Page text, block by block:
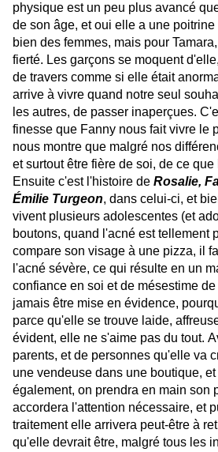
physique est un peu plus avancé
de son âge, et oui elle a une
bien des femmes, mais pour
fierté. Les garçons se moquent
de travers comme si elle était
arrive à vivre quand notre seul
les autres, de passer inaperçues.
finesse que Fanny nous fait vivre le
nous montre que malgré nos
et surtout être fière de soi, de ce que
Ensuite c'est l'histoire de Rosalie,
Émilie Turgeon, dans celui-ci, et
vivent plusieurs adolescentes (et
boutons, quand l'acné est tellement
compare son visage à une pizza, il
l'acné sévère, ce qui résulte en un
confiance en soi et de mésestime
jamais être mise en évidence,
parce qu'elle se trouve laide,
évident, elle ne s'aime pas du tout.
parents, et de personnes qu'elle va
une vendeuse dans une boutique,
également, on prendra en main son
accordera l'attention nécessaire, et
traitement elle arrivera peut-être à
qu'elle devrait être, malgré tous les